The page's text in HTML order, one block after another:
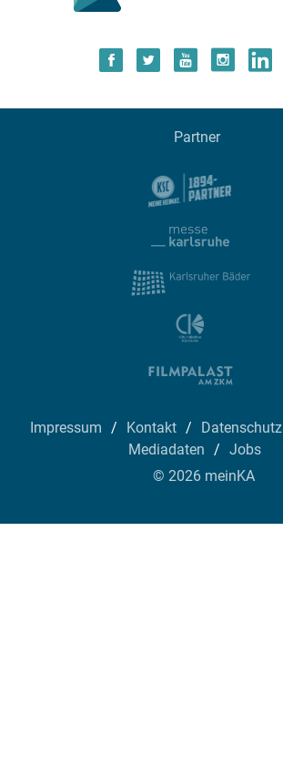
Partner
Impressum Kontakt Datenschutz
Mediadaten
Jobs
© 2026 meinKA